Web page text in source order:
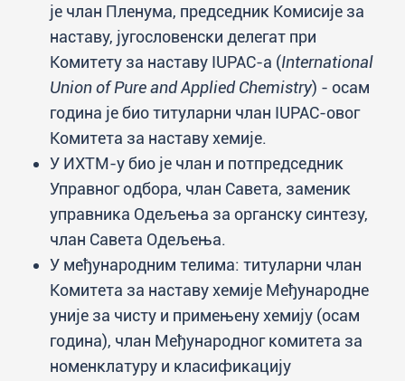
је члан Пленума, председник Комисије за
наставу, југословенски делегат при
Комитету за наставу IUPAC-a (International
Union of Pure and Applied Chemistry) - осам
година је био титуларни члан IUPAC-овог
Комитета за наставу хемије.
У ИХТМ-у био је члан и потпредседник
Управног одбора, члан Савета, заменик
управника Одељења за органску синтезу,
члан Савета Одељења.
У међународним телима: титуларни члан
Комитета за наставу хемије Међународне
уније за чисту и примењену хемију (осам
година), члан Међународног комитета за
номенклатуру и класификацију